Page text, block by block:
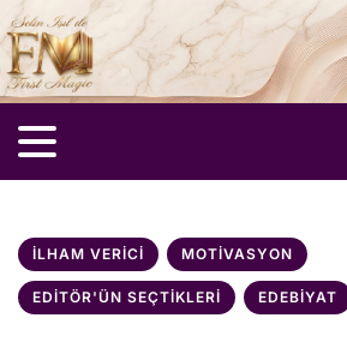
İLHAM VERICI MOTIVASYON
EDITÖR'ÜN SEÇTIKLERI EDEBIYAT